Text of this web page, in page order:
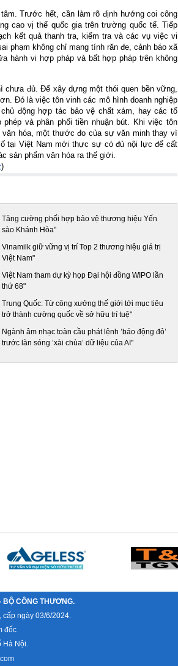
Trước hết, cần làm rõ định hướng coi công
cao vị thế quốc gia trên trường quốc tế. Tiếp
kết quả thanh tra, kiểm tra và các vụ việc vi
phạm không chỉ mang tính răn đe, cảnh báo xã
hành vi hợp pháp và bất hợp pháp trên không
chưa đủ. Để xây dựng một thói quen bền vững,
Đó là việc tôn vinh các mô hình doanh nghiệp
động hợp tác bảo vệ chất xám, hay các tổ
và phân phối tiền nhuận bút. Khi việc tôn
hóa, một thước đo của sự văn minh thay vì
tại Việt Nam mới thực sự có đủ nội lực để cất
sản phẩm văn hóa ra thế giới.
)
Tăng cường phối hợp bảo vệ thương hiệu Yến
sào Khánh Hòa"
Vinamilk giữ vững vị trí Top 2 thương hiệu giá trị
Việt Nam"
Việt Nam tham dự kỳ họp Đại hội đồng WIPO lần
thứ 68"
Trung Quốc: Từ công xưởng thế giới tới mục tiêu
trở thành cường quốc về sở hữu trí tuệ"
Ngành âm nhạc toàn cầu phát lệnh ’báo động đỏ’
trước làn sóng ’xài chùa’ dữ liệu của AI"
BỘ CÔNG THƯƠNG.
cấp ngày 03/6/2024.
đốc
Hà Nội.